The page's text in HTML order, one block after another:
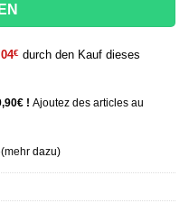
€ durch den Kauf dieses
! Ajoutez des articles au
(mehrdazu)